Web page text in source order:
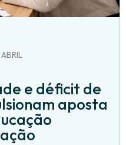
e déficit de
aposta